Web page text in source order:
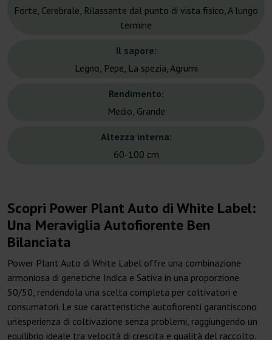
Forte, Cerebrale, Rilassante dal punto di vista fisico, A lungo
termine
Il sapore:
Legno, Pepe, La spezia, Agrumi
Rendimento:
Medio, Grande
Altezza interna:
60-100 cm
Scopri Power Plant Auto di White Label:
Una Meraviglia Autofiorente Ben
Bilanciata
Power Plant Auto di White Label offre una combinazione
armoniosa di genetiche Indica e Sativa in una proporzione
50/50, rendendola una scelta completa per coltivatori e
consumatori. Le sue caratteristiche autofiorenti garantiscono
un'esperienza di coltivazione senza problemi, raggiungendo un
equilibrio ideale tra velocità di crescita e qualità del raccolto.